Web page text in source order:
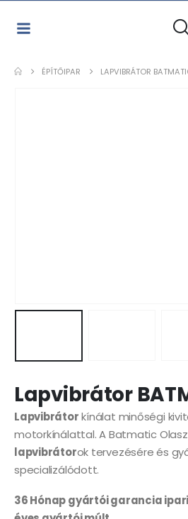
ÉPÍTŐIPAR LAPVIBRÁTOR
Lapvibrátor
Lapvibrátorkínálat minőségi
motorkínálattal. A Batmatic
lapvibrátorok tervezésére és
specializálódott.
36 Hónap gyártói garancia